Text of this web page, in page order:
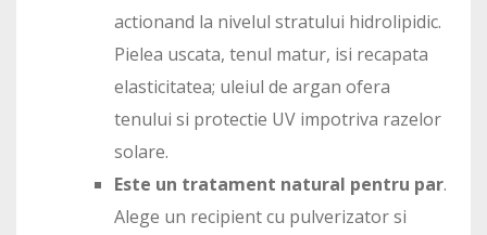
actionand la nivelul stratului hidrolipidic.
Pielea uscata, tenul matur, isi recapata
elasticitatea; uleiul de argan ofera
tenului si protectie UV impotriva razelor
solare.
Este un tratament natural pentru par.
Alege un recipient cu pulverizator si